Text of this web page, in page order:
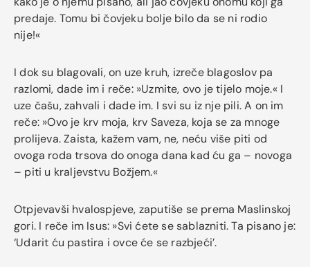
predaje. Tomu bi čovjeku bolje bilo da se ni rodio
nije!«
I dok su blagovali, on uze kruh, izreče blagoslov pa
razlomi, dade im i reče: »Uzmite, ovo je tijelo moje.« I
uze čašu, zahvali i dade im. I svi su iz nje pili. A on im
reče: »Ovo je krv moja, krv Saveza, koja se za mnoge
prolijeva. Zaista, kažem vam, ne, neću više piti od
ovoga roda trsova do onoga dana kad ću ga – novoga
– piti u kraljevstvu Božjem.«
Otpjevavši hvalospjeve, zaputiše se prema Maslinskoj
gori. I reče im Isus: »Svi ćete se sablazniti. Ta pisano je:
‘Udarit ću pastira i ovce će se razbjeći’.